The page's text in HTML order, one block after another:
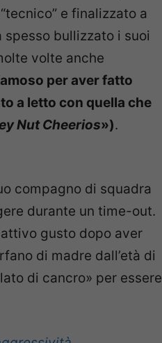
e finalizzato a
spesso bullizzato i suoi
volte anche
per aver fatto
a letto con quella che
Nut Cheerios»).
compagno di squadra
durante un time-out.
gusto dopo aver
di madre dall’età di
di cancro» per essere